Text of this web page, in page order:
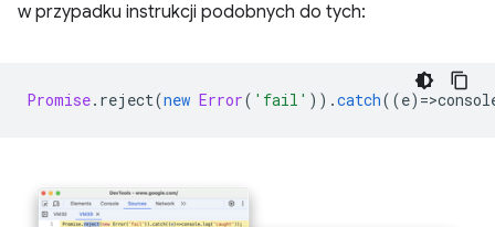
w przypadku instrukcji podobnych do tych:
Promise. reject(new Error( 'fail' )).catch((e) =>